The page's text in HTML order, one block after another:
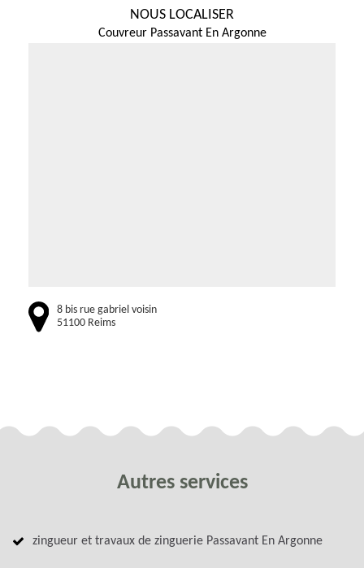
NOUS LOCALISER
Couvreur Passavant En Argonne
8 bis rue gabriel voisin
51100 Reims
Autres services
zingueur et travaux de zinguerie Passavant En Argonne